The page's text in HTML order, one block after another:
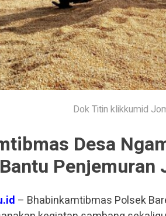
Dok Titin klikkumid
Desa
Penjemuran
– Bhabinkamtibmas Polsek